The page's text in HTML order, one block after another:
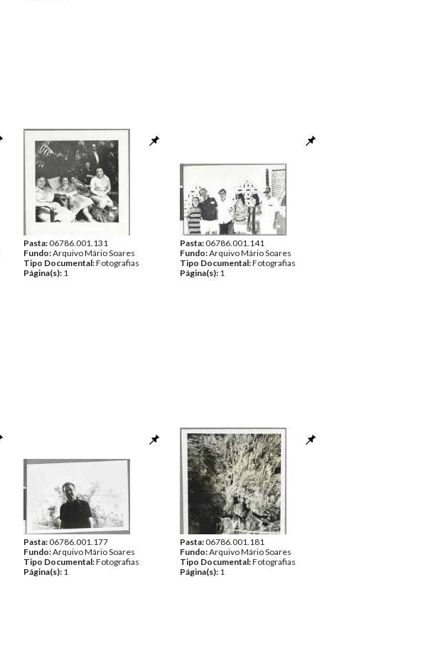
Pasta:06786.001.131
Fundo:Arquivo Mário Soares
Tipo Documental:Fotografias
Página(s): 1
Pasta:06786.001.141
Fundo:Arquivo Mário Soares
Tipo Documental:Fotografias
Página(s): 1
Pasta:06786.001.177
Fundo:Arquivo Mário Soares
Tipo Documental:Fotografias
Página(s): 1
Pasta:06786.001.181
Fundo:Arquivo Mário Soares
Tipo Documental:Fotografias
Página(s): 1